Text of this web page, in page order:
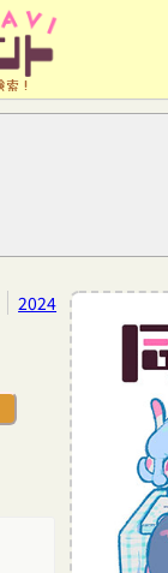
索！
2024